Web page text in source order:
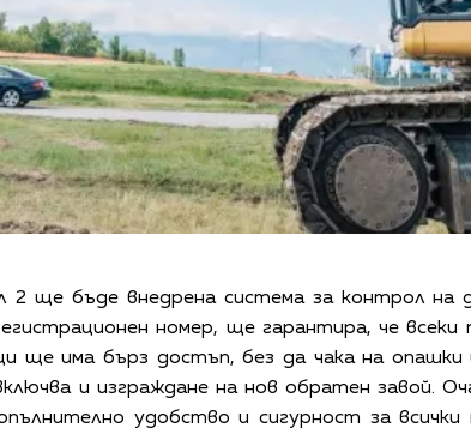
2 ще бъде внедрена система за контрол на
номер, ще гарантира, че
ще има бърз достъп, без да чака на
и изграждане на нов обратен завой.
удобство и сигурност за